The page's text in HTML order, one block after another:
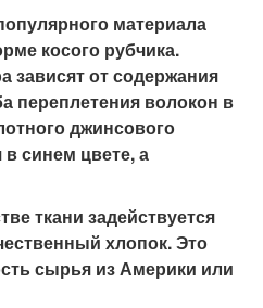
материала
косого рубчика.
зависят от содержания
переплетения волокон в
джинсового
синем цвете, а
ткани задействуется
хлопок. Это
сырья из Америки или